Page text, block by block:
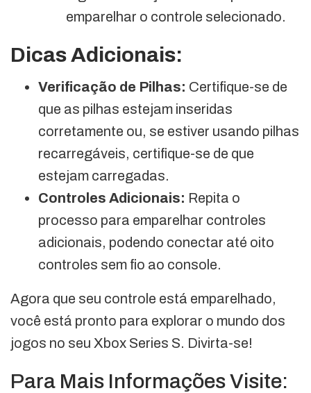
emparelhar o controle selecionado.
Dicas Adicionais:
Verificação de Pilhas: Certifique-se de
que as pilhas estejam inseridas
corretamente ou, se estiver usando pilhas
recarregáveis, certifique-se de que
estejam carregadas.
Controles Adicionais: Repita o
processo para emparelhar controles
adicionais, podendo conectar até oito
controles sem fio ao console.
Agora que seu controle está emparelhado,
você está pronto para explorar o mundo dos
jogos no seu Xbox Series S. Divirta-se!
Para Mais Informações Visite: